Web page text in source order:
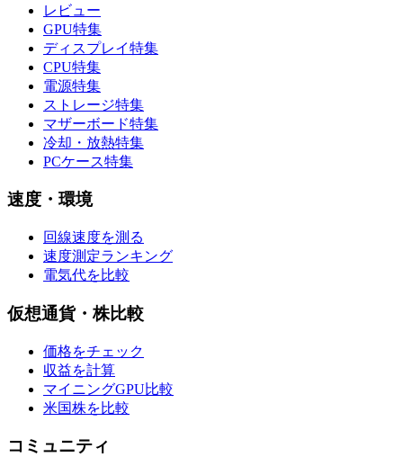
レビュー
GPU特集
ディスプレイ特集
CPU特集
電源特集
ストレージ特集
マザーボード特集
冷却・放熱特集
PCケース特集
速度・環境
回線速度を測る
速度測定ランキング
電気代を比較
仮想通貨・株比較
価格をチェック
収益を計算
マイニングGPU比較
米国株を比較
コミュニティ